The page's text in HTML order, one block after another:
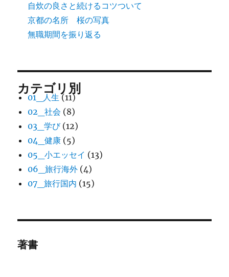
自炊の良さと続けるコツついて
京都の名所 桜の写真
無職期間を振り返る
カテゴリ別
01_人生 (11)
02_社会 (8)
03_学び(12)
04_健康 (5)
05_小エッセイ (13)
06_旅行海外 (4)
07_旅行国内 (15)
著書